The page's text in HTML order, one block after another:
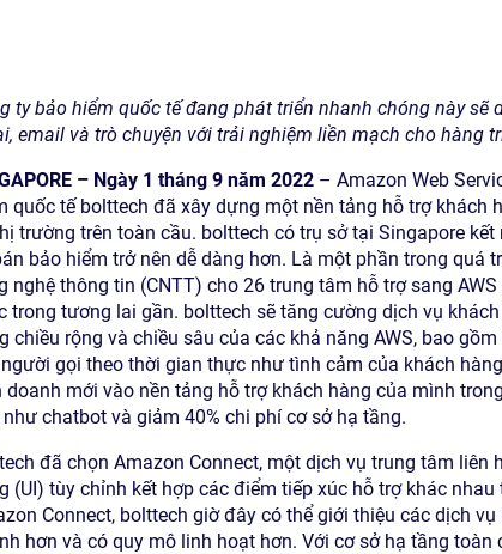
ty bảo hiểm quốc tế đang phát triển nhanh chóng này
email và trò chuyện với trải nghiệm liền mạch cho hàng
– Ngày 1 tháng 9 năm 2022 – Amazon Web
quốc tế bolttech đã xây dựng một nền tảng hỗ trợ khách
trường trên toàn cầu. bolttech có trụ sở tại Singapore
bảo hiểm trở nên dễ dàng hơn. Là một phần trong
nghệ thông tin (CNTT) cho 26 trung tâm hỗ trợ sang
trong tương lai gần. bolttech sẽ tăng cường dịch vụ
chiều rộng và chiều sâu của các khả năng AWS, bao
gọi theo thời gian thực như tình cảm của khách
doanh mới vào nền tảng hỗ trợ khách hàng của mình
chatbot và giảm 40% chi phí cơ sở hạ tầng.
đã chọn Amazon Connect, một dịch vụ trung tâm
(UI) tùy chỉnh kết hợp các điểm tiếp xúc hỗ trợ khác
Connect, bolttech giờ đây có thể giới thiệu các dịch
hơn và có quy mô linh hoạt hơn. Với cơ sở hạ tầng